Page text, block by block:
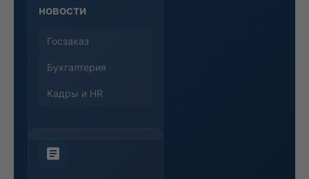
новости
Госзаказ
Бухгалтерия
Кадры и HR